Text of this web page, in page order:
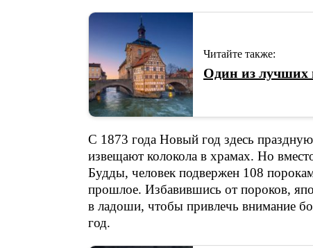
Читайте также:
Один из лучших
С 1873 года Новый год здесь
извещают колокола в храмах. Но
Будды, человек подвержен 108
прошлое. Избавившись от пороков,
в ладоши, чтобы привлечь внимание
год.